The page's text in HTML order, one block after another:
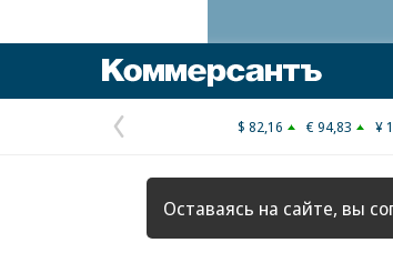
Предыдущая
страница
$ 82,16 € 94,83 ¥
Оставаясь на сайте, вы